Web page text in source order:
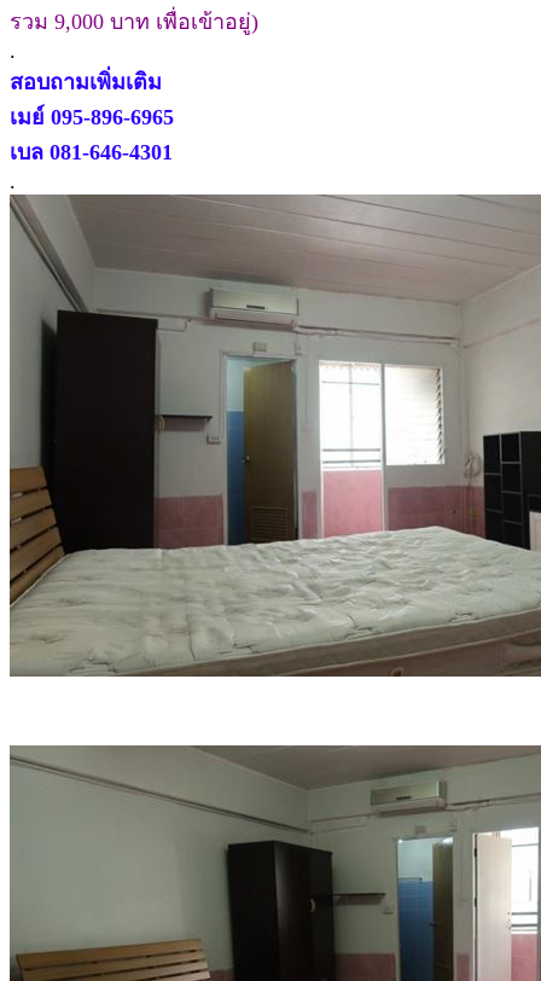
รวม 9,000 บาท เพื่อเข้าอยู่)
.
สอบถามเพิ่มเติม
เมย์ 095-896-6965
เบล 081-646-4301
.